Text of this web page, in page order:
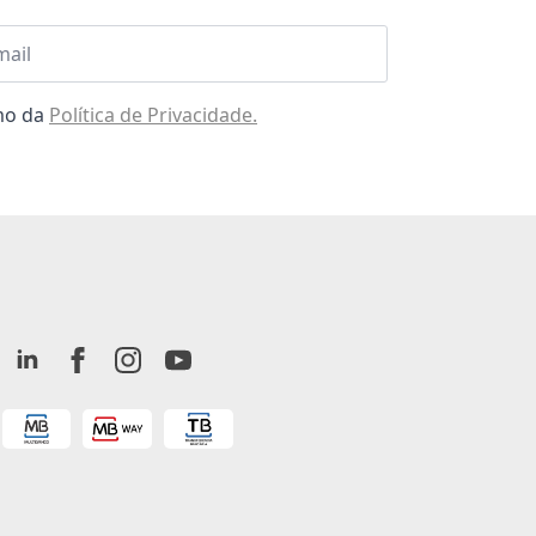
da Política de Privacidade.